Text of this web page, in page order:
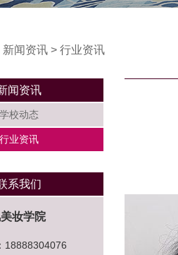
新闻资讯 > 行业资讯
闻资讯
学校动态
行业资讯
系我们
妆学院
18888304076